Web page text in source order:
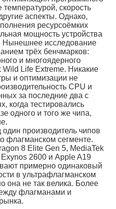
скорость
аспекты. Однако,
ресурсоёмких
мощность устройства
Нынешнее исследование
трёх бенчмарков:
и многоядерного
Life Extreme. Никакие
и оптимизации не
CPU и
за последние два с
когда тестировались
одного и того же чипа,
производитель чипов
флагманском сегменте.
8 Elite Gen 5, MediaTek
2600 и Apple A19
примерно одинаковый
в ультрафлагманском
она не так велика. Более
флагманами и